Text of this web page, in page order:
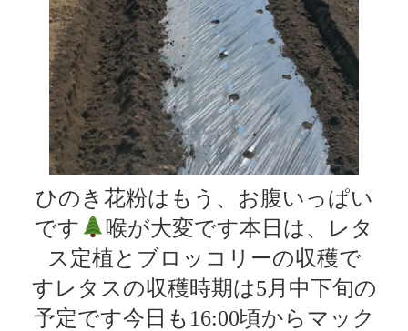
ひのき花粉はもう、お腹いっぱい
です
喉が大変です本日は、レタ
ス定植とブロッコリーの収穫で
す‍レタスの収穫時期は5月中下旬の
予定です今日も16:00頃からマック